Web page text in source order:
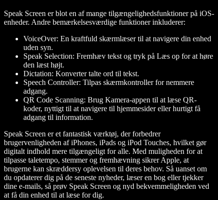
Speak Screen er blot en af mange tilgængelighedsfunktioner på iOS-
enheder. Andre bemærkelsesværdige funktioner inkluderer:
VoiceOver: En kraftfuld skærmlæser til at navigere din enhed
uden syn.
Speak Selection: Fremhæv tekst og tryk på Læs op for at høre
den læst højt.
Dictation: Konverter talte ord til tekst.
Speech Controller: Tilpas skærmkontroller for nemmere
adgang.
QR Code Scanning: Brug Kamera-appen til at læse QR-
koder, nyttigt til at navigere til hjemmesider eller hurtigt få
adgang til information.
Speak Screen er et fantastisk værktøj, der forbedrer
brugervenligheden af iPhones, iPads og iPod Touches, hvilket gør
digitalt indhold mere tilgængeligt for alle. Med muligheden for at
tilpasse taletempo, stemmer og fremhævning sikrer Apple, at
brugerne kan skræddersy oplevelsen til deres behov. Så uanset om
du opdaterer dig på de seneste nyheder, læser en bog eller tjekker
dine e-mails, så prøv Speak Screen og nyd bekvemmeligheden ved
at få din enhed til at læse for dig.